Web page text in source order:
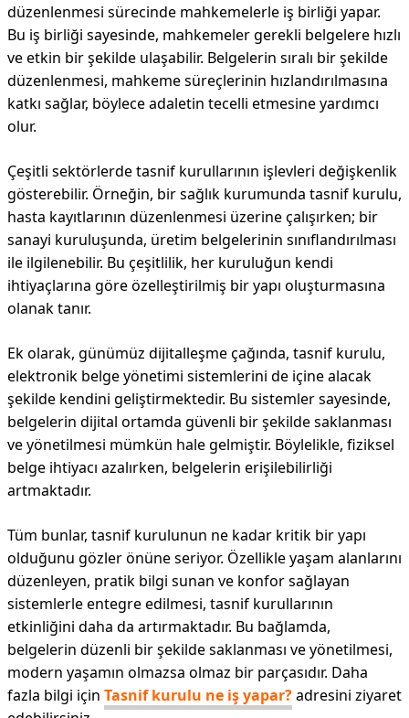
düzenlenmesi sürecinde mahkemelerle iş birliği yapar.
Bu iş birliği sayesinde, mahkemeler gerekli belgelere hızlı
ve etkin bir şekilde ulaşabilir. Belgelerin sıralı bir şekilde
düzenlenmesi, mahkeme süreçlerinin hızlandırılmasına
katkı sağlar, böylece adaletin tecelli etmesine yardımcı
olur.
Çeşitli sektörlerde tasnif kurullarının işlevleri değişkenlik
gösterebilir. Örneğin, bir sağlık kurumunda tasnif kurulu,
hasta kayıtlarının düzenlenmesi üzerine çalışırken; bir
sanayi kuruluşunda, üretim belgelerinin sınıflandırılması
ile ilgilenebilir. Bu çeşitlilik, her kuruluğun kendi
ihtiyaçlarına göre özelleştirilmiş bir yapı oluşturmasına
olanak tanır.
Ek olarak, günümüz dijitalleşme çağında, tasnif kurulu,
elektronik belge yönetimi sistemlerini de içine alacak
şekilde kendini geliştirmektedir. Bu sistemler sayesinde,
belgelerin dijital ortamda güvenli bir şekilde saklanması
ve yönetilmesi mümkün hale gelmiştir. Böylelikle, fiziksel
belge ihtiyacı azalırken, belgelerin erişilebilirliği
artmaktadır.
Tüm bunlar, tasnif kurulunun ne kadar kritik bir yapı
olduğunu gözler önüne seriyor. Özellikle yaşam alanlarını
düzenleyen, pratik bilgi sunan ve konfor sağlayan
sistemlerle entegre edilmesi, tasnif kurullarının
etkinliğini daha da artırmaktadır. Bu bağlamda,
belgelerin düzenli bir şekilde saklanması ve yönetilmesi,
modern yaşamın olmazsa olmaz bir parçasıdır. Daha
fazla bilgi için Tasnif kurulu ne iş yapar?adresini ziyaret